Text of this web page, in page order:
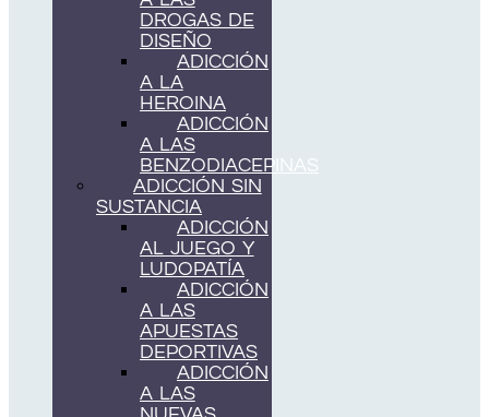
DROGAS DE
DISEÑO
ADICCIÓN
A LA
HEROINA
ADICCIÓN
A LAS
BENZODIACEPINAS
ADICCIÓN SIN
SUSTANCIA
ADICCIÓN
AL JUEGO Y
LUDOPATÍA
ADICCIÓN
A LAS
APUESTAS
DEPORTIVAS
ADICCIÓN
A LAS